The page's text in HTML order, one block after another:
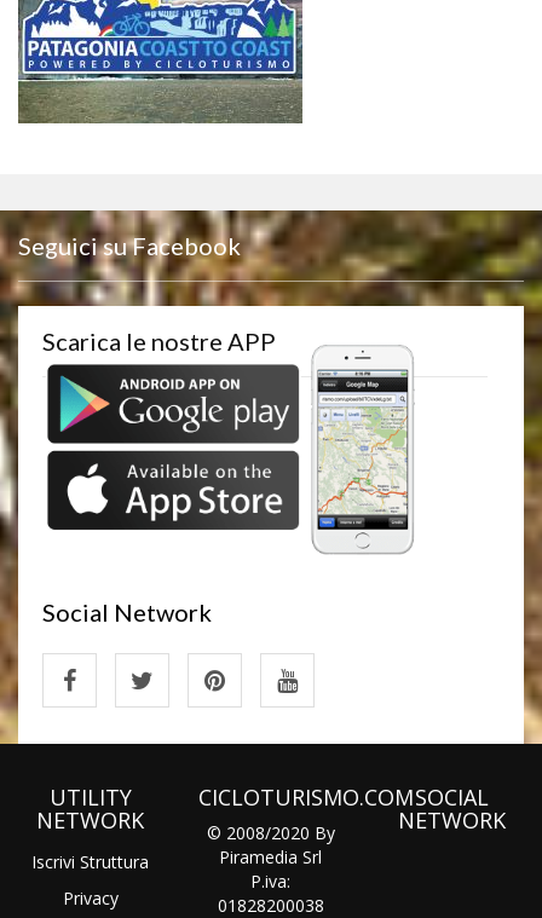
Seguici su Facebook
Scarica le nostre APP
Social Network
UTILITY
NETWORK
Iscrivi Struttura
Privacy
CICLOTURISMO.COM
© 2008/2020 By
Piramedia Srl
P.iva:
01828200038
SOCIAL
NETWORK